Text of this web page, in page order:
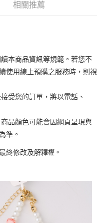
可立即使用無須另外申請。
會自動跳轉到大哥付的交易
交易確認頁面所載為準。
大哥付你分期系統評分，恕無
碼／台灣大直營門市／銀行轉
。
帳。
將跳轉至「AFTEE先享後付」
完成結帳。
。
中的連結，可透過四大超商／
相關推薦
本商品資訊等規範。若您不
使用線上預購之服務時，則視
受您的訂單，將以電話、
品顏色可能會因網頁呈現與
準。
終修改及解釋權。